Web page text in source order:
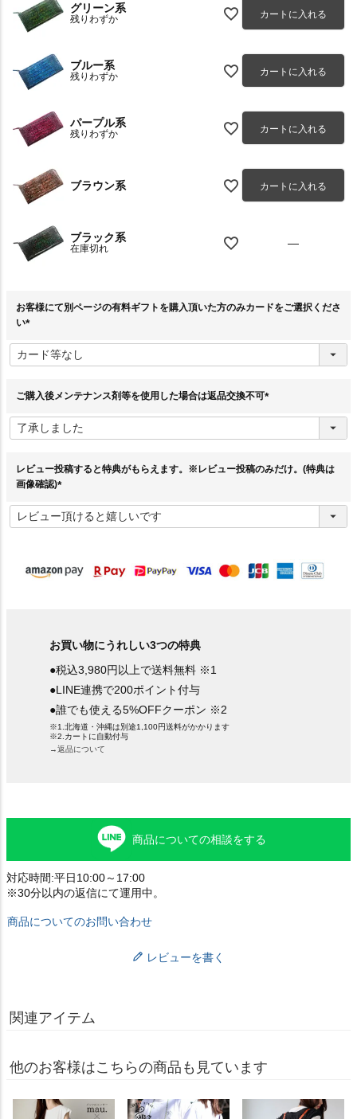
グリーン系
残りわずか カートに入れる
ブルー系
残りわずか カートに入れる
パープル系
残りわずか カートに入れる
ブラウン系 カートに入れる
ブラック系
在庫切れ —
お客様にて別ページの有料ギフトを購入頂いた方のみカードをご選択くださ
い
必
須
ご購入後メンテナンス剤等を使用した場合は返品交換不可
須
レビュー投稿すると特典がもらえます。※レビュー投稿のみだけ。(特典は
画像確認)
必
須
お買い物にうれしい3つの特典
●税込3,980円以上で送料無料 ※1
●LINE連携で200ポイント付与
●誰でも使える5%OFFクーポン ※2
※1.北海道・沖縄は別途1,100円送料がかかります
※2.カートに自動付与
→返品について
商品についての相談をする
対応時間:平日10:00～17:00
※30分以内の返信にて運用中。
商品についてのお問い合わせ
レビューを書く
関連アイテム
他のお客様はこちらの商品も見ています